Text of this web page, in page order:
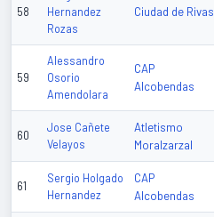
58
Hernandez
Rozas
Ciudad de Rivas
59
Alessandro
Osorio
Amendolara
CAP
Alcobendas
60
Jose Cañete
Velayos
Atletismo
Moralzarzal
61
Sergio Holgado
Hernandez
CAP
Alcobendas